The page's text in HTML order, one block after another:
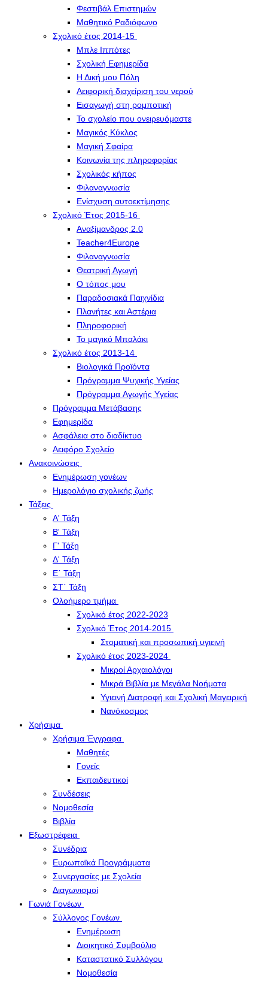
Φεστιβάλ Επιστημών
Μαθητικό Ραδιόφωνο
Σχολικό έτος 2014-15
Μπλε Ιππότες
Σχολική Εφημερίδα
Η Δική μου Πόλη
Αειφορική διαχείριση του νερού
Εισαγωγή στη ρομποτική
Το σχολείο που ονειρευόμαστε
Μαγικός Κύκλος
Μαγική Σφαίρα
Kοινωνία της πληροφορίας
Σχολικός κήπος
Φιλαναγνωσία
Eνίσχυση αυτοεκτίμησης
Σχολικό Έτος 2015-16
Αναξίμανδρος 2.0
Teacher4Europe
Φιλαναγνωσία
Θεατρική Αγωγή
Ο τόπος μου
Παραδοσιακά Παιχνίδια
Πλανήτες και Αστέρια
Πληροφορική
Το μαγικό Μπαλάκι
Σχολικό έτος 2013-14
Βιολογικά Προϊόντα
Πρόγραμμα Ψυχικής Υγείας
Πρόγραμμα Aγωγής Yγείας
Πρόγραμμα Μετάβασης
Εφημερίδα
Ασφάλεια στο διαδίκτυο
Αειφόρο Σχολείο
Ανακοινώσεις
Ενημέρωση γονέων
Ημερολόγιο σχολικής ζωής
Τάξεις
Α' Τάξη
Β' Τάξη
Γ' Τάξη
Δ' Τάξη
Ε΄ Τάξη
ΣΤ΄ Τάξη
Ολοήμερο τμήμα
Σχολικό έτος 2022-2023
Σχολικό Έτος 2014-2015
Στοματική και προσωπική υγιεινή
Σχολικό έτος 2023-2024
Μικροί Αρχαιολόγοι
Μικρά Βιβλία με Μεγάλα Νοήματα
Υγιεινή Διατροφή και Σχολική Μαγειρική
Νανόκοσμος
Χρήσιμα
Χρήσιμα Έγγραφα
Μαθητές
Γονείς
Εκπαιδευτικοί
Συνδέσεις
Νομοθεσία
Βιβλία
Εξωστρέφεια
Συνέδρια
Ευρωπαϊκά Προγράμματα
Συνεργασίες με Σχολεία
Διαγωνισμοί
Γωνιά Γονέων
Σύλλογος Γονέων
Ενημέρωση
Διοικητικό Συμβούλιο
Καταστατικό Συλλόγου
Νομοθεσία